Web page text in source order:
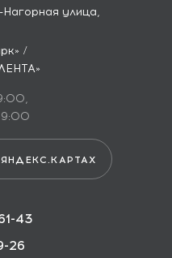
улица,
/
43
26